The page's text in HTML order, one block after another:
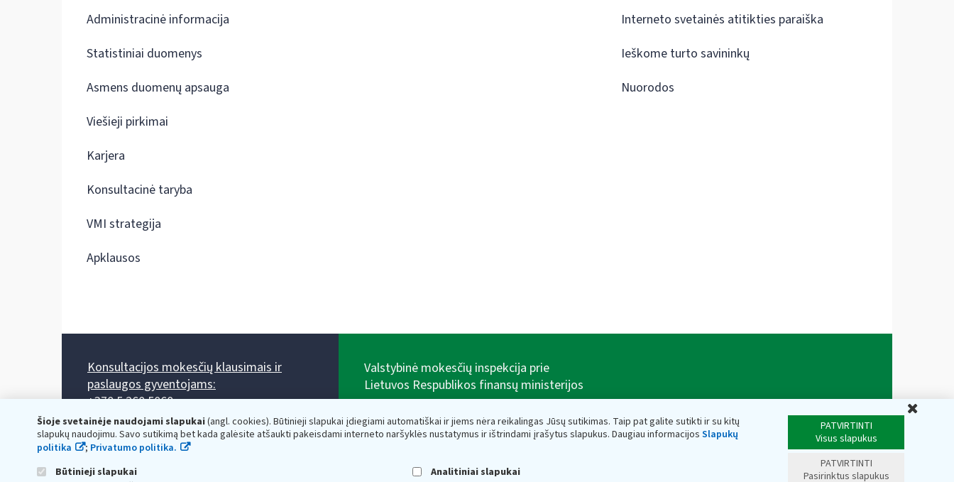
Šioje svetainėje naudojami slapukai(angl. cookies). Būtinieji slapukai įdiegiami automatiškai ir jiems nėra reikalingas Jūsų sutikimas. Taip pat galite sutikti ir su kitų
slapukų naudojimu. Savo sutikimą bet kada galėsite atšaukti pakeisdami interneto naršyklės nustatymus ir ištrindami įrašytus slapukus. Daugiau informacijos Slapukų
politika
; Privatumo politika.
Būtinieji slapukai
Analitiniai slapukai
PATVIRTINTI
Visus slapukus
PATVIRTINTI
Pasirinktus slapukus
Administracinė informacija
Statistiniai duomenys
Asmens duomenų apsauga
Viešieji pirkimai
Karjera
Konsultacinė taryba
VMI strategija
Apklausos
Interneto svetainės atitikties paraiška
Ieškome turto savininkų
Nuorodos
Konsultacijos mokesčių klausimais ir
paslaugos gyventojams:
+370 5 260 5060
Darbo laikas: I-IV 8.00-17.00, V 8.00-15.45.
Prieššventinę dieną - viena valanda trumpiau.
Kiekvieno mėnesio antrą penktadienį 8.00 val. - 12.00 val.
Mano VMI
Valstybinė mokesčių inspekcija prie
Lietuvos Respublikos finansų ministerijos
adresas: Vasario 16-osios g. 14, 01107 Vilnius, Lietuva,
el.paštas:vmi@vmi.lt, E. pristatymo dėžutės adresas
Lietuvos Respublikos finansų ministerijos kaupiami ir
saugomi Juridinių asmenų registre